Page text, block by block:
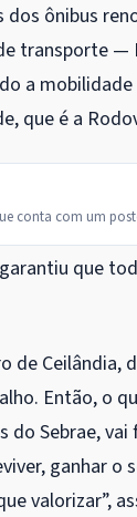
ônibus
transporte
a
que é a
com um
que
Ceilândia,
Então, o
Sebrae,
ganhar o
valorizar”,